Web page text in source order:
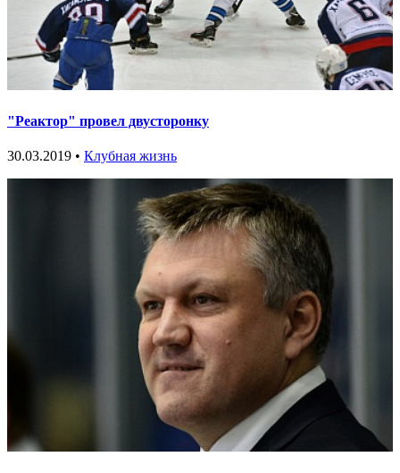
"Реактор" провел двусторонку
30.03.2019 • Клубная жизнь